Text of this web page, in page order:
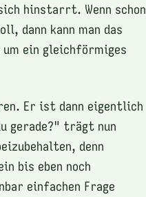
hinstarrt. Wenn schon
dann kann man das
um ein gleichförmiges
Er ist dann eigentlich
gerade?" trägt nun
denn
bis eben noch
einfachen Frage